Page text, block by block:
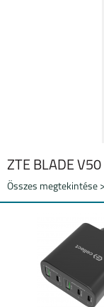
ZTE BLADE V50
Összes megtekintése